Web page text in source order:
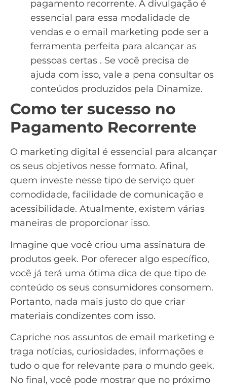
pagamento recorrente. A divulgação é
essencial para essa modalidade de
vendas e o email marketing pode ser a
ferramenta perfeita para alcançar as
pessoas certas . Se você precisa de
ajuda com isso, vale a pena consultar os
conteúdos produzidos pela Dinamize.
Como ter sucesso no
Pagamento Recorrente
O marketing digital é essencial para alcançar
os seus objetivos nesse formato. Afinal,
quem investe nesse tipo de serviço quer
comodidade, facilidade de comunicação e
acessibilidade. Atualmente, existem várias
maneiras de proporcionar isso.
Imagine que você criou uma assinatura de
produtos geek. Por oferecer algo específico,
você já terá uma ótima dica de que tipo de
conteúdo os seus consumidores consomem.
Portanto, nada mais justo do que criar
materiais condizentes com isso.
Capriche nos assuntos de email marketing e
traga notícias, curiosidades, informações e
tudo o que for relevante para o mundo geek.
No final, você pode mostrar que no próximo